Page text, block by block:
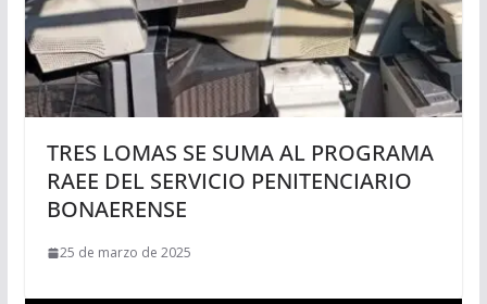
TRES LOMAS SE SUMA AL PROGRAMA
RAEE DEL SERVICIO PENITENCIARIO
BONAERENSE
25 de marzo de 2025